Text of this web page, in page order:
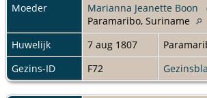
Moeder
Marianna Jeanette Boon
Paramaribo, Suriname
Huwelijk
7 aug 1807
Gezins-ID
F72